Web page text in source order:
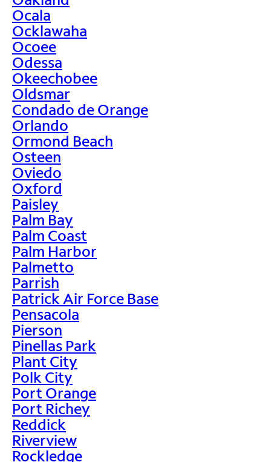
Ocala
Ocklawaha
Ocoee
Odessa
Okeechobee
Oldsmar
Condado de Orange
Orlando
Ormond Beach
Osteen
Oviedo
Oxford
Paisley
Palm Bay
Palm Coast
Palm Harbor
Palmetto
Parrish
Patrick Air Force Base
Pensacola
Pierson
Pinellas Park
Plant City
Polk City
Port Orange
Port Richey
Reddick
Riverview
Rockledge